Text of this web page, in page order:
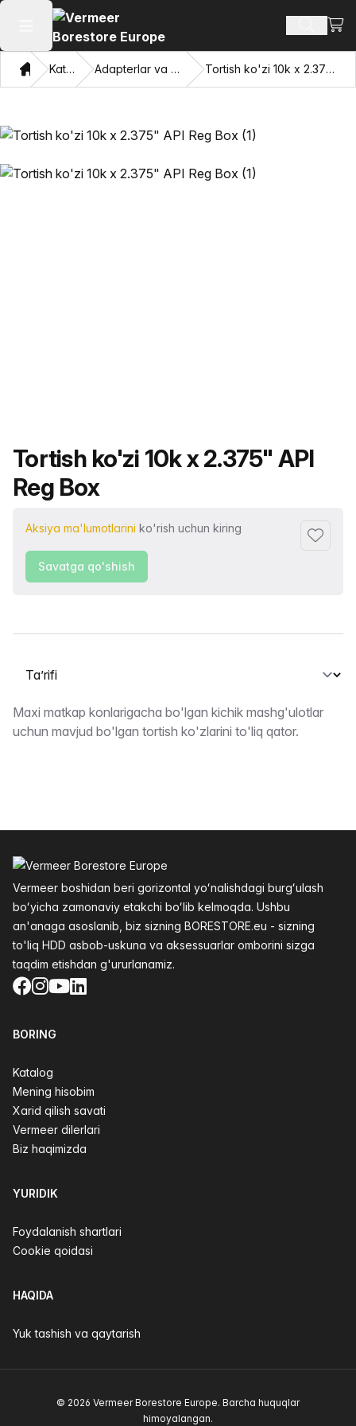
Asosiy menyuni ochish
Bosh sahifa
Katalog Adapterlar va Pulling Eyes Tortish ko'zi 10k x 2.375" API Reg Box
Mahsulot nomi
Tortish ko'zi 10k x 2.375" API
Reg Box
Aksiya ma'lumotlarini ko'rish uchun kiring
Savatga qo'shish
Yorliqni tanlash
Taʼrifi
Maxi matkap konlarigacha bo'lgan kichik mashg'ulotlar
uchun mavjud bo'lgan tortish ko'zlarini to'liq qator.
Vermeer boshidan beri gorizontal yoʻnalishdagi burgʻulash
boʻyicha zamonaviy etakchi boʻlib kelmoqda. Ushbu
an'anaga asoslanib, biz sizning BORESTORE.eu - sizning
to'liq HDD asbob-uskuna va aksessuarlar omborini sizga
taqdim etishdan g'ururlanamiz.
Facebook
Instagram
YouTube
LinkedIn
BORING
Katalog
Mening hisobim
Xarid qilish savati
Vermeer dilerlari
Biz haqimizda
YURIDIK
Foydalanish shartlari
Cookie qoidasi
HAQIDA
Yuk tashish va qaytarish
© 2026 Vermeer Borestore Europe. Barcha huquqlar
himoyalangan.